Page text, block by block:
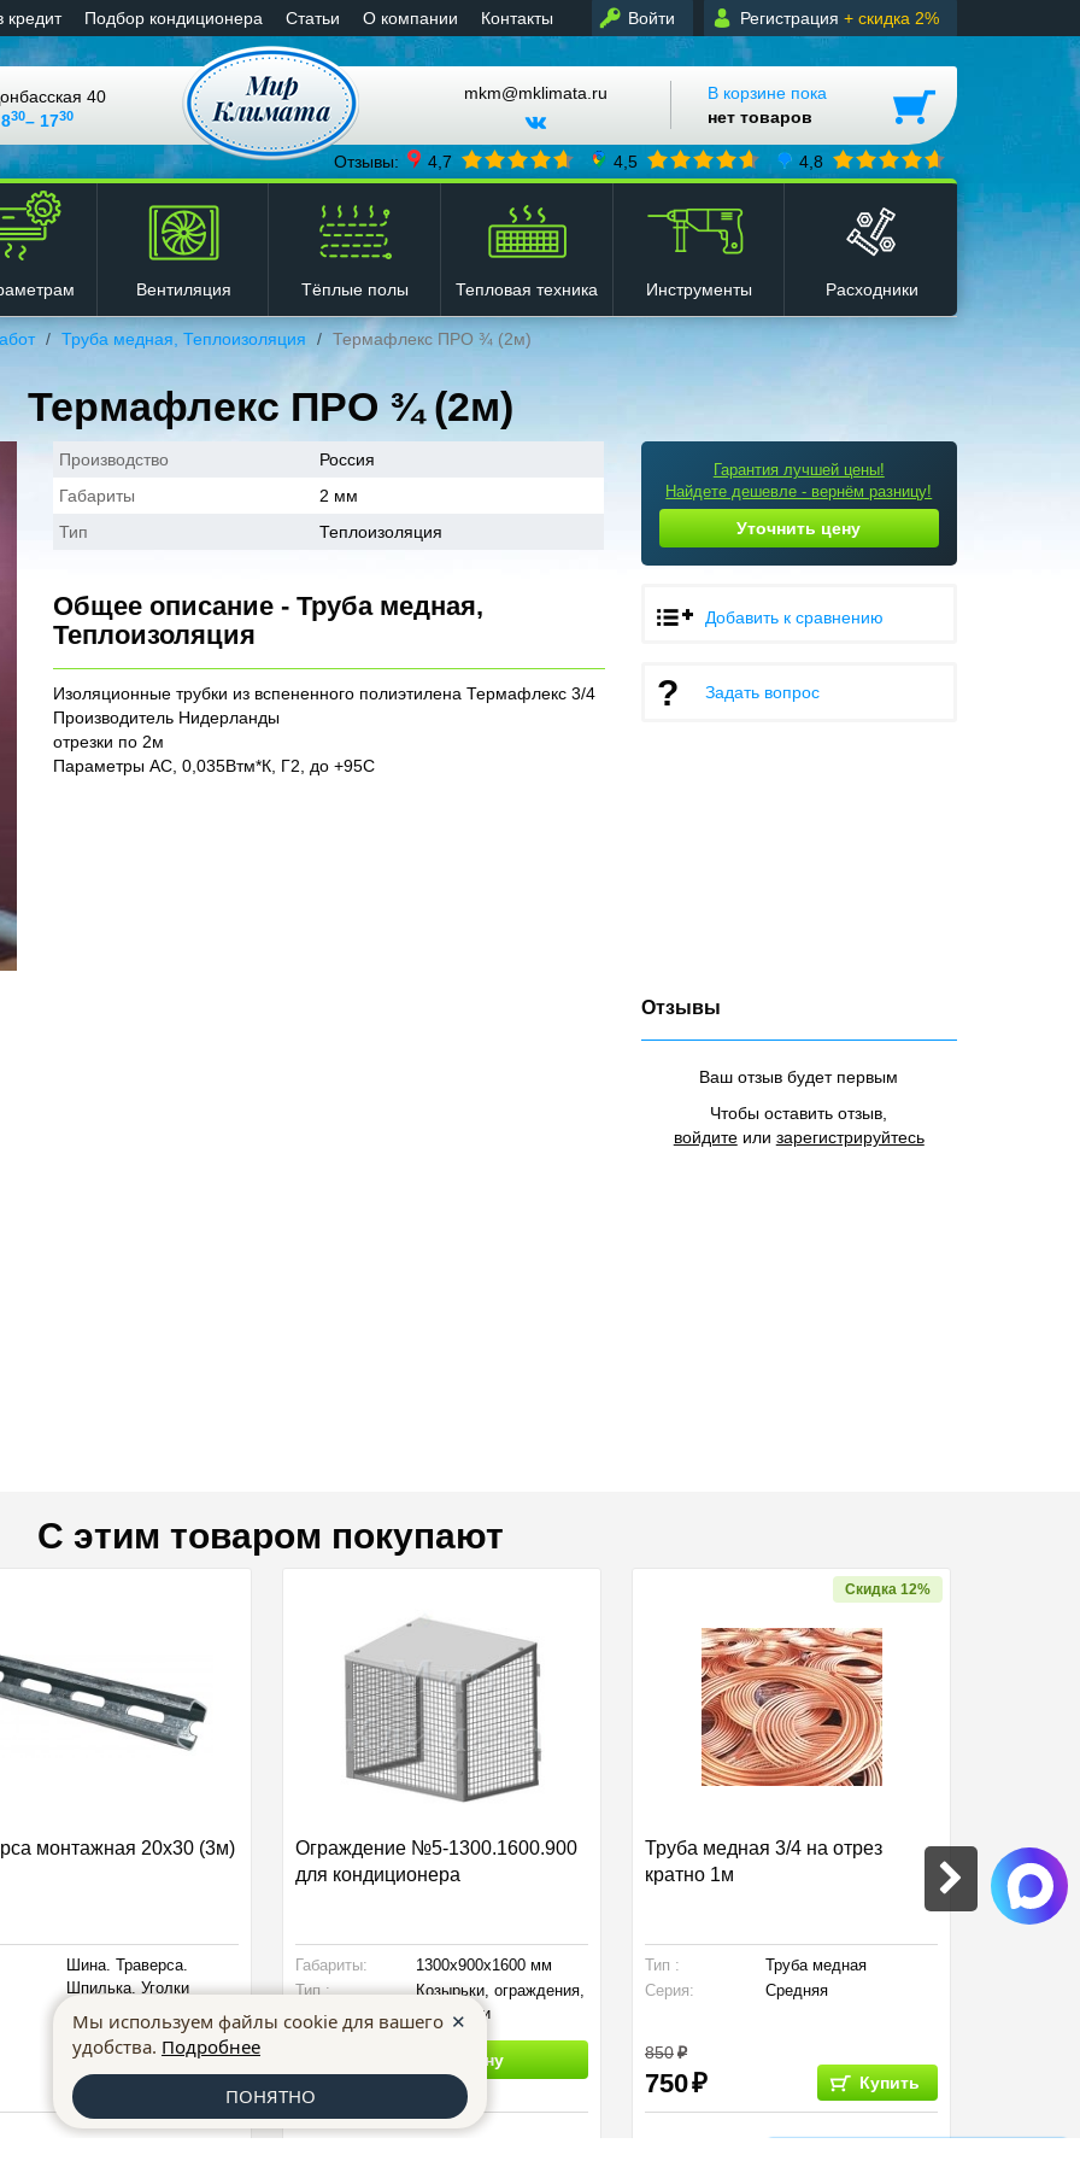
Войти Регистрация + скидка 2%
кредит Подбор кондиционера Статьи О компании Контакты
40
30– 1730
mkm@mklimata.ru
В корзине пока
нет товаров
Отзывы: 4,7 4,5 4,8
Вентиляция Тёплые полы Тепловая техника Инструменты Расходники
Труба медная, Теплоизоляция Термафлекс ПРО ¾ (2м)
Термафлекс ПРО ¾ (2м)
Гарантия лучшей цены!
Найдете дешевле - вернём разницу!
Уточнить цену
Добавить к сравнению
Задать вопрос
Производство
Россия
Габариты
2 мм
Тип
Теплоизоляция
Общее описание - Труба медная,
Теплоизоляция
Изоляционные трубки из вспененного полиэтилена Термафлекс 3/4
Производитель Нидерланды
отрезки по 2м
Параметры АС, 0,035Втм*К, Г2, до +95С
Отзывы
Ваш отзыв будет первым
Чтобы оставить отзыв,
войдитеили зарегистрируйтесь
С этим товаром покупают
монтажная 20х30 (3м)
Шина. Траверса.
Шпилька. Уголки
Ограждение №5-1300.1600.900
для кондиционера
Габариты:
1300x900x1600 мм
Тип :
Козырьки, ограждения,
подставки
Уточнить цену
Скидка 12%
Труба медная 3/4 на отрез
кратно 1м
Тип :
Труба медная
Серия:
Средняя
850
750 Купить
стрейч-
Мы используем файлы cookie для вашего
удобства. Подробнее
✕
ПОНЯТНО